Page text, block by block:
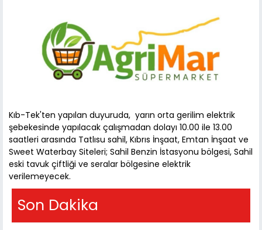
Kıb-Tek'ten yapılan duyuruda, yarın orta gerilim elektrik
şebekesinde yapılacak çalışmadan dolayı 10.00 ile 13.00
saatleri arasında Tatlısu sahil, Kıbrıs İnşaat, Emtan İnşaat ve
Sweet Waterbay Siteleri; Sahil Benzin İstasyonu bölgesi, Sahil
eski tavuk çiftliği ve seralar bölgesine elektrik
verilemeyecek.
Son Dakika